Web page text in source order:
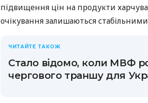
підвищення цін на продукти
очікування залишаються
ЧИТАЙТЕ ТАКОЖ
Стало відомо, коли МВФ
чергового траншу для